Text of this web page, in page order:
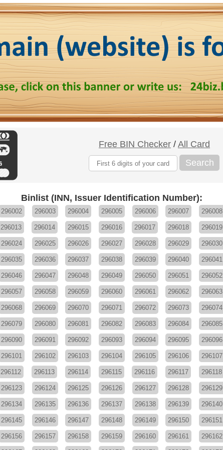
Free BIN Checker / All Card
Search
Binlist (INN, Issuer Identification Number):
296002 296003 296004 296005 296006 296007 296008
296013 296014 296015 296016 296017 296018 296019
296024 296025 296026 296027 296028 296029 296030
296035 296036 296037 296038 296039 296040 296041
296046 296047 296048 296049 296050 296051 296052
296057 296058 296059 296060 296061 296062 296063
296068 296069 296070 296071 296072 296073 296074
296079 296080 296081 296082 296083 296084 296085
296090 296091 296092 296093 296094 296095 296096
296101 296102 296103 296104 296105 296106 296107
296112 296113 296114 296115 296116 296117 296118
296123 296124 296125 296126 296127 296128 296129
296134 296135 296136 296137 296138 296139 296140
296145 296146 296147 296148 296149 296150 296151
296156 296157 296158 296159 296160 296161 296162